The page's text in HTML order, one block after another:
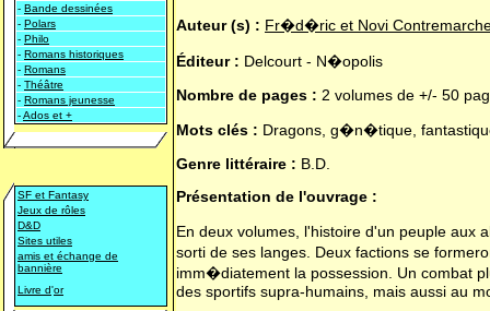
- Bande dessinées
- Polars
- Philo
- Romans historiques
- Romans
- Théâtre
- Romans jeunesse
-Ados et +
SF et Fantasy
Jeux de rôles
D&D
Sites utiles
amis et échange de
bannière
Livre d'or
Auteur (s) : Fr�d�ric et Novi
Éditeur : Delcourt - N�opolis
Nombre de pages : 2 volumes de +/- 50
Mots clés : Dragons, g�n�tique,
Genre littéraire : B.D.
Présentation de l'ouvrage :
En deux volumes, l'histoire d'un peuple aux
sorti de ses langes. Deux factions se
imm�diatement la possession. Un
des sportifs supra-humains, mais aussi au